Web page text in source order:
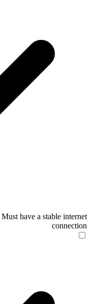
Must have a stable internet
connection